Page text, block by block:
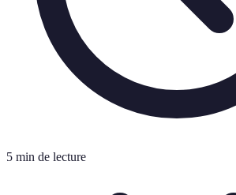
5 min de lecture